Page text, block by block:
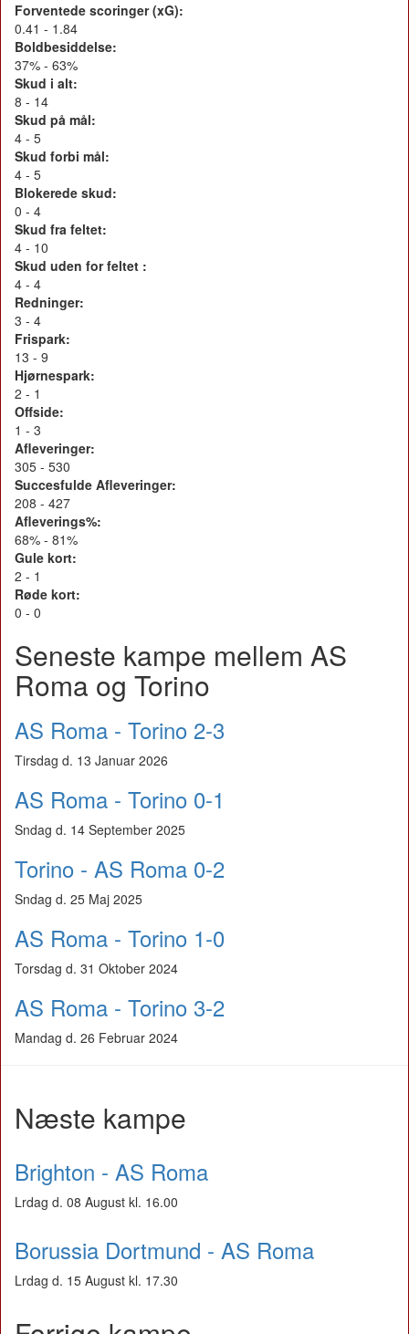
Forventede scoringer (xG):
0.41 - 1.84
Boldbesiddelse:
37% - 63%
Skud i alt:
8 - 14
Skud på mål:
4 - 5
Skud forbi mål:
4 - 5
Blokerede skud:
0 - 4
Skud fra feltet:
4 - 10
Skud uden for feltet :
4 - 4
Redninger:
3 - 4
Frispark:
13 - 9
Hjørnespark:
2 - 1
Offside:
1 - 3
Afleveringer:
305 - 530
Succesfulde Afleveringer:
208 - 427
Afleverings%:
68% - 81%
Gule kort:
2 - 1
Røde kort:
0 - 0
Seneste kampe mellem AS
Roma og Torino
AS Roma - Torino 2-3
Tirsdag d. 13 Januar 2026
AS Roma - Torino 0-1
Sndag d. 14 September 2025
Torino - AS Roma 0-2
Sndag d. 25 Maj 2025
AS Roma - Torino 1-0
Torsdag d. 31 Oktober 2024
AS Roma - Torino 3-2
Mandag d. 26 Februar 2024
Næste kampe
Brighton - AS Roma
Lrdag d. 08 August kl. 16.00
Borussia Dortmund - AS Roma
Lrdag d. 15 August kl. 17.30